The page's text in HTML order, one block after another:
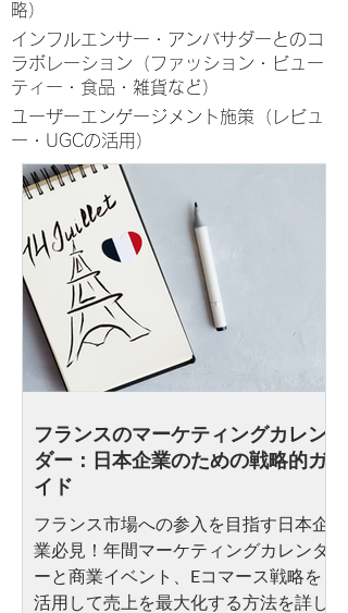
略）
インフルエンサー・アンバサダーとのコ
ラボレーション（ファッション・ビュー
ティー・食品・雑貨など）
ユーザーエンゲージメント施策（レビュ
ー・UGCの活用）
フランスのマーケティングカレン
ダー：日本企業のための戦略的ガ
イド
フランス市場への参入を目指す日本企
業必見！年間マーケティングカレンダ
ーと商業イベント、Eコマース戦略を
活用して売上を最大化する方法を詳し